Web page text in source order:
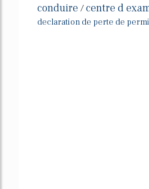
conduire /centre d
declaration de perte de